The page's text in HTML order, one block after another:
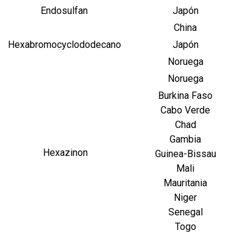
Endosulfan
Japón
Hexabromocyclododecano
China
Japón
Noruega
Hexazinon
Noruega
Burkina Faso
Cabo Verde
Chad
Gambia
Guinea-Bissau
Mali
Mauritania
Niger
Senegal
Togo